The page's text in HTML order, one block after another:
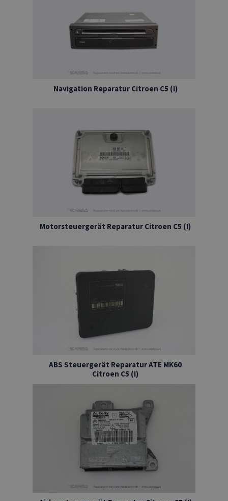
Navigation Reparatur Citroen C5 (I)
Motorsteuergerät Reparatur Citroen C5 (I)
ABS Steuergerät Reparatur ATE MK60
Citroen C5 (I)